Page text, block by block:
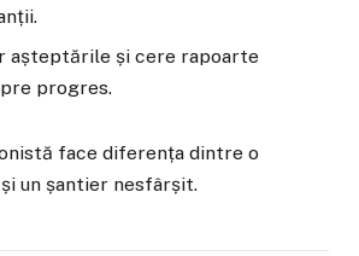
așteptările și cere rapoarte
progres.
face diferența dintre o
un șantier nesfârșit.